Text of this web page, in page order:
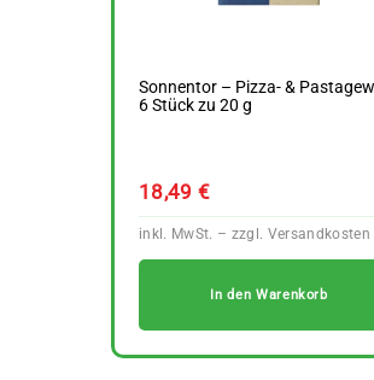
Sonnentor – Pizza- &
6 Stück zu 20 g
18,49€
In den Warenkorb